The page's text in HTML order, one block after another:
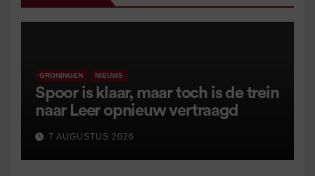
GRONINGEN NIEUWS
Spoor is klaar, maar toch is de trein
naar Leer opnieuw vertraagd
7 AUGUSTUS 2026